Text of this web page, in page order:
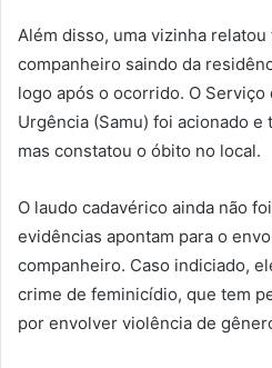
Além disso, uma vizinha
companheiro saindo da
logo após o ocorrido. O
Urgência (Samu) foi acionado
mas constatou o óbito no local.
O laudo cadavérico ainda não
evidências apontam para o
companheiro. Caso indiciado,
crime de feminicídio, que tem
por envolver violência de